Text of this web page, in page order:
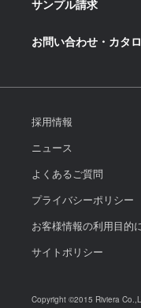
サンプル請求
お問い合わせ・カタ
採用情報
ニュース
よくあるご質問
プライバシーポリシー
お客様情報の利用目的
サイトポリシー
Copyright ©2015 Riviera